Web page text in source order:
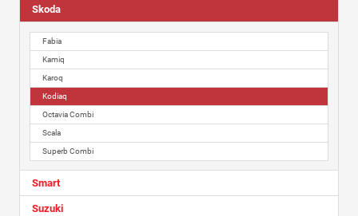
Skoda
Fabia
Kamiq
Karoq
Kodiaq
Octavia Combi
Scala
Superb Combi
Smart
Suzuki